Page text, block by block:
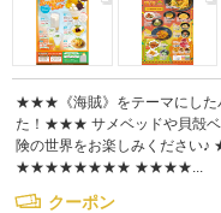
★★★《海賊》をテーマにした
た！★★★ サメベッドや貝殻ベ
険の世界をお楽しみく
★★★★★★★★ ★★★★...
クーポン